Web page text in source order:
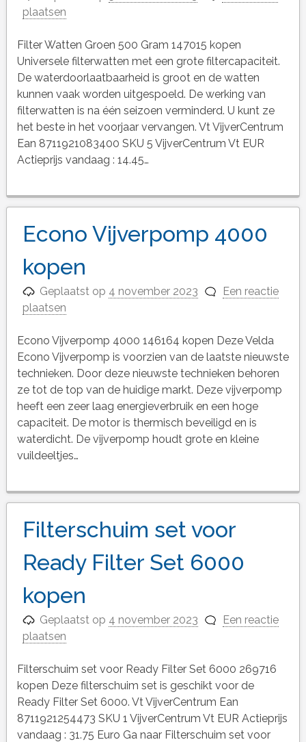
plaatsen
Filter Watten Groen 500 Gram 147015 kopen
Universele filterwatten met een grote filtercapaciteit.
De waterdoorlaatbaarheid is groot en de watten
kunnen vaak worden uitgespoeld. De werking van
filterwatten is na één seizoen verminderd. U kunt ze
het beste in het voorjaar vervangen. Vt VijverCentrum
Ean 8711921083400 SKU 5 VijverCentrum Vt EUR
Actieprijs vandaag : 14.45…
Econo Vijverpomp 4000
kopen
Geplaatst op 4 november 2023
Een reactie
plaatsen
Econo Vijverpomp 4000 146164 kopen Deze Velda
Econo Vijverpomp is voorzien van de laatste nieuwste
technieken. Door deze nieuwste technieken behoren
ze tot de top van de huidige markt. Deze vijverpomp
heeft een zeer laag energieverbruik en een hoge
capaciteit. De motor is thermisch beveiligd en is
waterdicht. De vijverpomp houdt grote en kleine
vuildeeltjes…
Filterschuim set voor
Ready Filter Set 6000
kopen
Geplaatst op 4 november 2023
Een reactie
plaatsen
Filterschuim set voor Ready Filter Set 6000 269716
kopen Deze filterschuim set is geschikt voor de
Ready Filter Set 6000. Vt VijverCentrum Ean
8711921254473 SKU 1 VijverCentrum Vt EUR Actieprijs
vandaag : 31.75 Euro Ga naar Filterschuim set voor